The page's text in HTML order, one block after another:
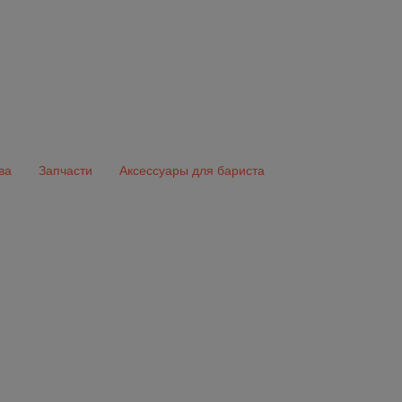
Запчасти Аксессуары для бариста